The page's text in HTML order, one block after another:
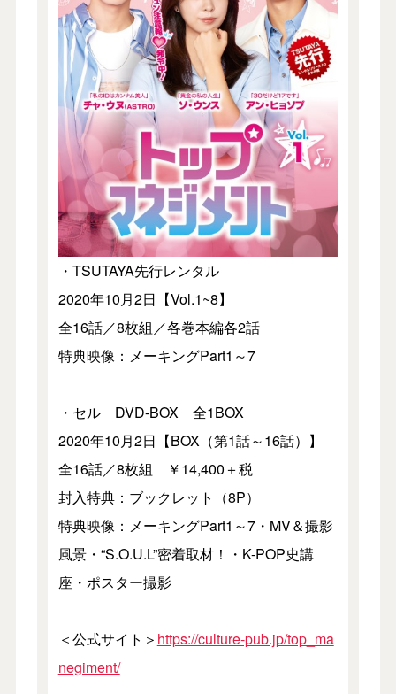
・TSUTAYA先行レンタル
2020年10月2日【Vol.1~8】
全16話／8枚組／各巻本編各2話
特典映像：メーキングPart1～7
・セル DVD-BOX 全1BOX
2020年10月2日【BOX（第1話～16話）】
全16話／8枚組 ￥14,400＋税
封入特典：ブックレット（8P）
特典映像：メーキングPart1～7・MV＆撮影
風景・“S.O.U.L”密着取材！・K-POP史講
座・ポスター撮影
＜公式サイト＞ https://culture-pub.jp/top_ma
negiment/